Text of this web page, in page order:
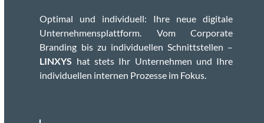
Opti­mal und indi­vidu­ell: Ihre neue dig­i­tale
Unternehmen­splat­tform. Vom Cor­po­rate
Brand­ing bis zu indi­vidu­ellen Schnittstellen –
LINXYS hat stets Ihr Unternehmen und Ihre
indi­vidu­ellen inter­nen Prozesse im Fokus.